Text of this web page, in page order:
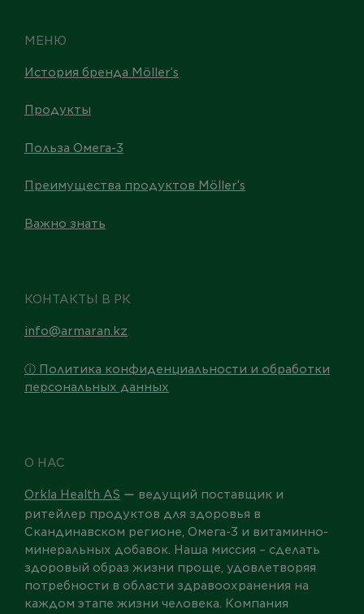
О НАС
Orkla Health AS — ведущий поставщик и
ритейлер продуктов для здоровья в
Скандинавском регионе, Омега-3 и витаминно-
минеральных добавок. Наша миссия – сделать
здоровый образ жизни проще, удовлетворяя
потребности в области здравоохранения на
каждом этапе жизни человека. Компания
МЕНЮ
История бренда Möller’s
Продукты
Польза Омега-3
Преимущества продуктов Möller’s
Важно знать
КОНТАКТЫ В РК
info@armaran.kz
ⓘ Политика конфиденциальности и обработки
персональных данных